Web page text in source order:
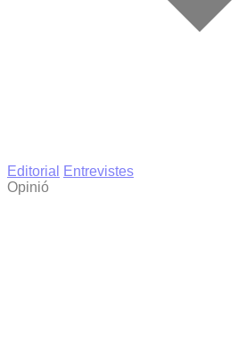
Editorial
Entrevistes
Opinió